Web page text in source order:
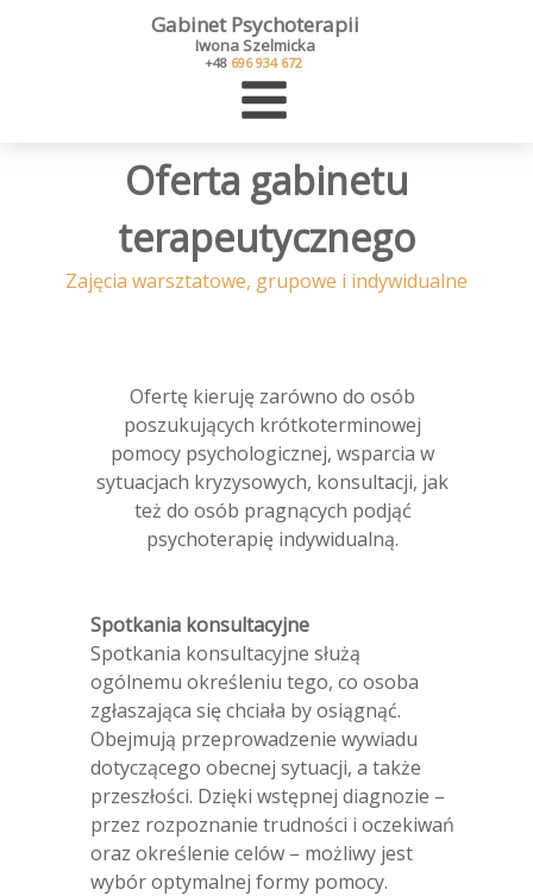
Gabinet Psychoterapii
Iwona Szelmicka
+48 696 934 672
Oferta gabinetu
terapeutycznego
Zajęcia warsztatowe, grupowe i indywidualne
Ofertę kieruję zarówno do osób
poszukujących krótkoterminowej
pomocy psychologicznej, wsparcia w
sytuacjach kryzysowych, konsultacji, jak
też do osób pragnących podjąć
psychoterapię indywidualną.
Spotkania konsultacyjne
Spotkania konsultacyjne służą
ogólnemu określeniu tego, co osoba
zgłaszająca się chciała by osiągnąć.
Obejmują przeprowadzenie wywiadu
dotyczącego obecnej sytuacji, a także
przeszłości. Dzięki wstępnej diagnozie –
przez rozpoznanie trudności i oczekiwań
oraz określenie celów – możliwy jest
wybór optymalnej formy pomocy.